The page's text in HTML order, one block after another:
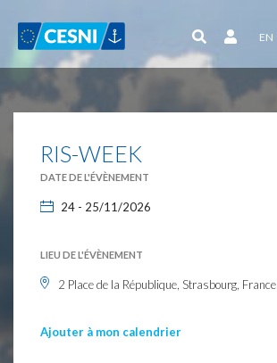
EN
RIS-WEEK
DATE DE L'ÉVÈNEMENT
24 - 25/11/2026
LIEU DE L'ÉVÈNEMENT
2 Place de la République, Strasbourg, France
Ajouter à mon calendrier